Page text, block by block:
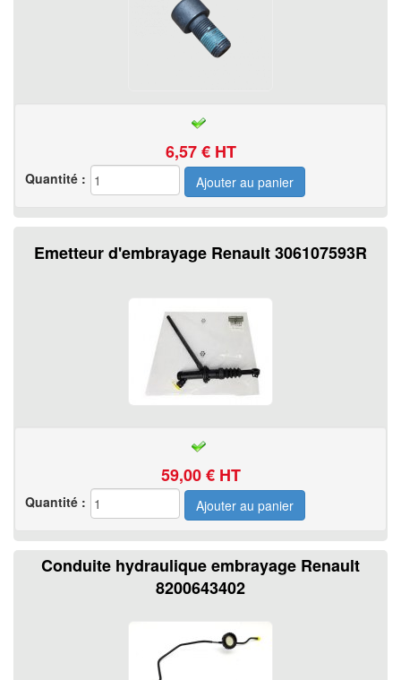
6,57€ HT
Quantité :
Emetteur d'embrayage Renault 306107593R
59,00€ HT
Quantité :
Conduite hydraulique embrayage Renault
8200643402